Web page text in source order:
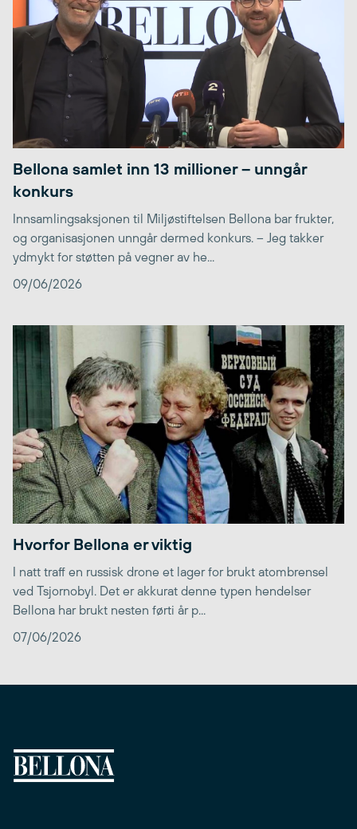
Bellona samlet inn 13 millioner – unngår
konkurs
Innsamlingsaksjonen til Miljøstiftelsen Bellona bar frukter,
og organisasjonen unngår dermed konkurs. – Jeg takker
ydmykt for støtten på vegner av he...
09/06/2026
Hvorfor Bellona er viktig
I natt traff en russisk drone et lager for brukt atombrensel
ved Tsjornobyl. Det er akkurat denne typen hendelser
Bellona har brukt nesten førti år p...
07/06/2026